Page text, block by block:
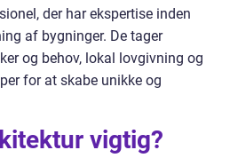
der har ekspertise inden
af bygninger. De tager
og behov, lokal lovgivning og
for at skabe unikke og
vigtig?